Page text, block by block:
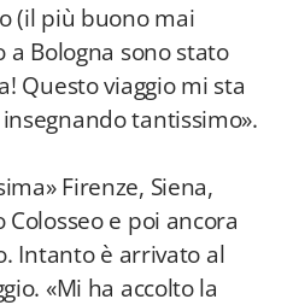
(il più buono mai
Bologna sono stato
Questo viaggio mi sta
tantissimo».
Firenze, Siena,
e poi ancora
Intanto è arrivato al
«Mi ha accolto la